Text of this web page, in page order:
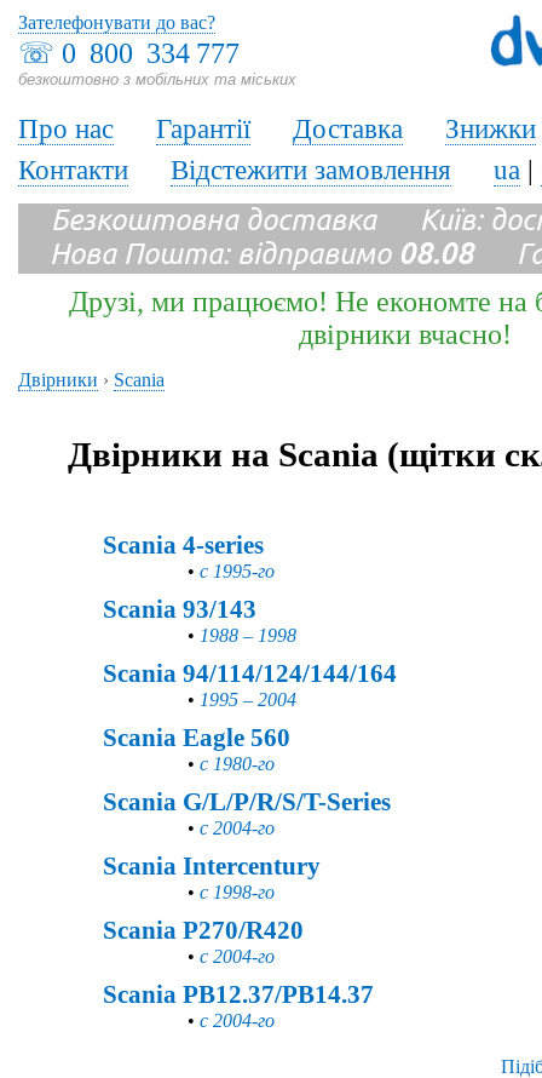
☏ 0 800 334 777
безкоштовно з мобільних та міських
Зателефонувати до вас?
Про нас Гарантії Доставка
Знижки
Контакти
Відстежити замовлення ua |
Безкоштовна доставка Київ:
Нова Пошта: відправимо 08.08
Друзі, ми працюємо! Не економте на
двірники вчасно!
Двірники › Scania
Двірники на Scania (щітки
Scania 4-series
• с 1995-го
Scania 93/143
• 1988 – 1998
Scania 94/114/124/144/164
• 1995 – 2004
Scania Eagle 560
• с 1980-го
Scania G/L/P/R/S/T-Series
• с 2004-го
Scania Intercentury
• с 1998-го
Scania P270/R420
• с 2004-го
Scania PB12.37/PB14.37
• с 2004-го